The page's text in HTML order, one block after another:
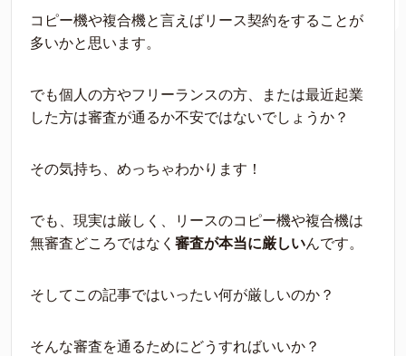
コピー機や複合機と言えばリース契約をすることが
多いかと思います。
でも個人の方やフ リーランスの方、または最近起業
した方は審査が通るか不安ではないでしょうか？
その気持ち、めっちゃわかります！
でも、現実は厳しく、リースのコピー機や複合機は
無審査どこ ろではなく 審査が本当に厳しいんです。
そしてこの記事ではいったい何が厳しいのか？
そんな審査を通るためにどうすればいいか？